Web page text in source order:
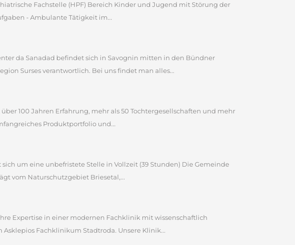
Fachstelle (HPF) Bereich Kinder und Jugend mit Störung der
- Ambulante Tätigkeit im...
da Sanadad befindet sich in Savognin mitten in den Bündner
Surses verantwortlich. Bei uns findet man alles...
100 Jahren Erfahrung, mehr als 50 Tochtergesellschaften und mehr
Produktportfolio und...
um eine unbefristete Stelle in Vollzeit (39 Stunden) Die Gemeinde
vom Naturschutzgebiet Briesetal,...
Expertise in einer modernen Fachklinik mit wissenschaftlich
Fachklinikum Stadtroda. Unsere Klinik...